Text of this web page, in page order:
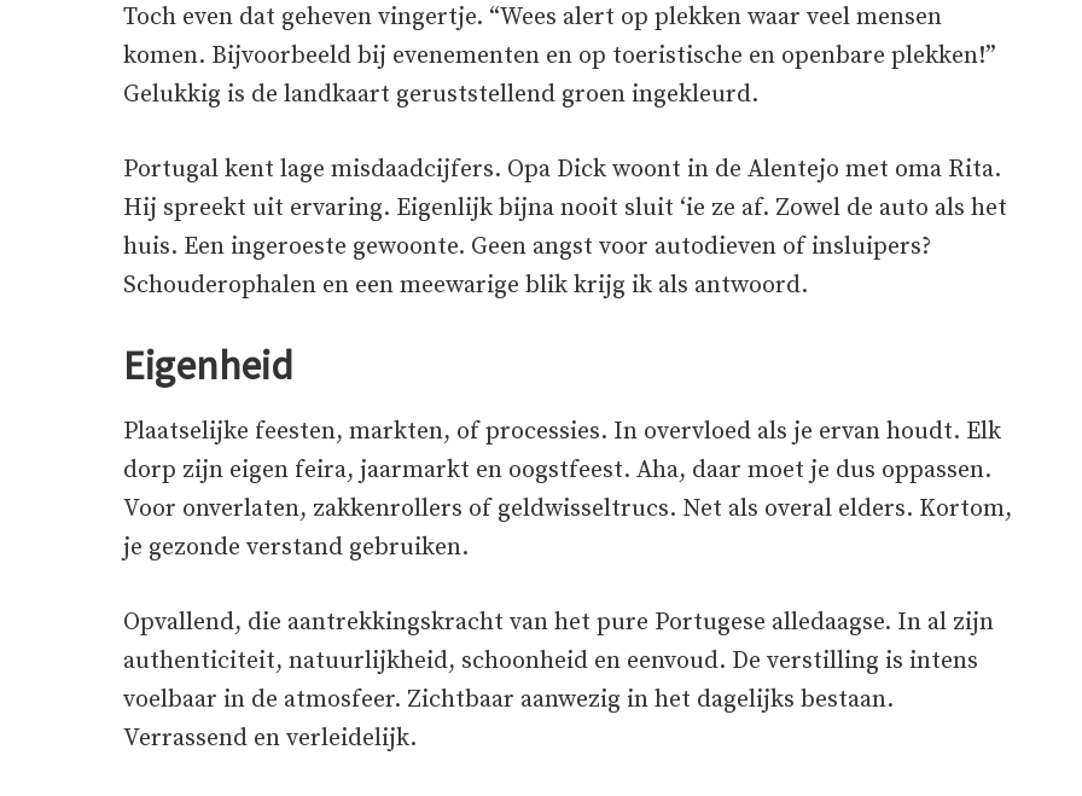
Toch even dat geheven vingertje. “Wees alert op plekken waar veel mensen
komen. Bijvoorbeeld bij evenementen en op toeristische en openbare plekken!”
Gelukkig is de landkaart geruststellend groen ingekleurd.
Portugal kent lage misdaadcijfers. Opa Dick woont in de Alentejo met oma Rita.
Hij spreekt uit ervaring. Eigenlijk bijna nooit sluit ‘ie ze af. Zowel de auto als het
huis. Een ingeroeste gewoonte. Geen angst voor autodieven of insluipers?
Schouderophalen en een meewarige blik krijg ik als antwoord.
Eigenheid
Plaatselijke feesten, markten, of processies. In overvloed als je ervan houdt. Elk
dorp zijn eigen feira, jaarmarkt en oogstfeest. Aha, daar moet je dus oppassen.
Voor onverlaten, zakkenrollers of geldwisseltrucs. Net als overal elders. Kortom,
je gezonde verstand gebruiken.
Opvallend, die aantrekkingskracht van het pure Portugese alledaagse. In al zijn
authenticiteit, natuurlijkheid, schoonheid en eenvoud. De verstilling is intens
voelbaar in de atmosfeer. Zichtbaar aanwezig in het dagelijks bestaan.
Verrassend en verleidelijk.